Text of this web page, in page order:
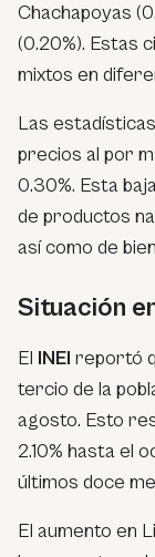
Chachapoyas
(0.20%). Estas
mixtos en
Las
precios al por
0.30%. Esta
de productos
así como de
Situación
El INEI reportó
tercio de la
agosto. Esto
2.10% hasta el
últimos doce
El aumento en